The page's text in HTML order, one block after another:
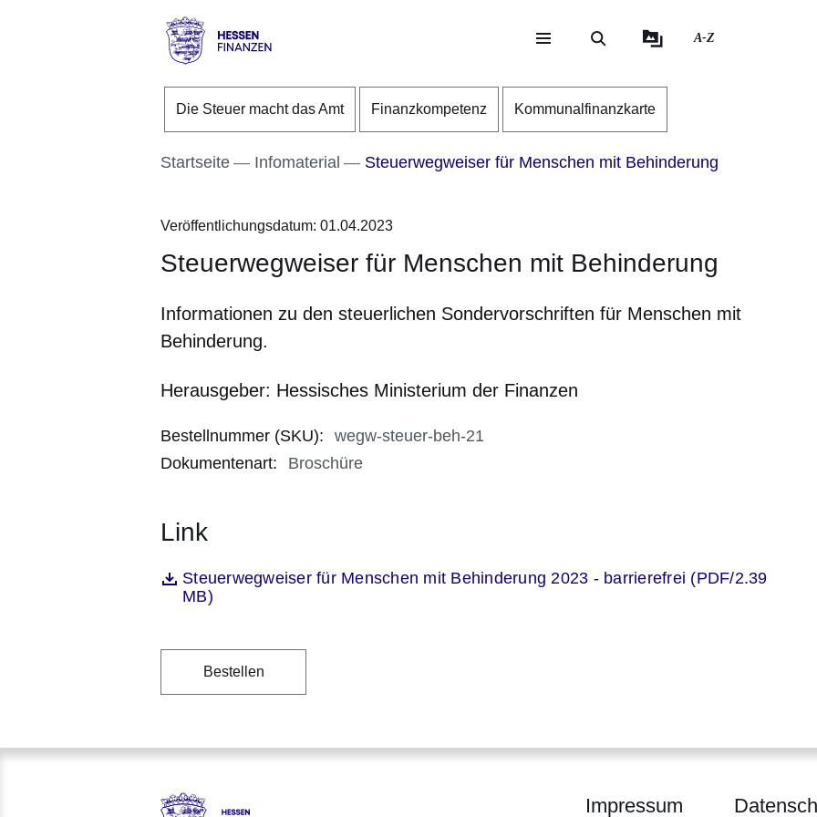
Direkt zum Kopf der Seite
Direkt zum Inhalt
Direkt zum Fuß der Seite
Finanzen
A-Z
Die Steuer macht das Amt Finanzkompetenz Kommunalfinanzkarte
Startseite Infomaterial Steuerwegweiser für Menschen mit Behinderung
Veröffentlichungsdatum: 01.04.2023
Steuerwegweiser für Menschen mit Behinderung
Informationen zu den steuerlichen Sondervorschriften für Menschen mit
Behinderung.
Herausgeber: Hessisches Ministerium der Finanzen
Bestellnummer (SKU):
wegw-steuer-beh-21
Dokumentenart: Broschüre
Link
DateiSteuerwegweiser für Menschen mit Behinderung 2023 - barrierefrei (PDF/2.39
MB)
Öffnet sich in einem neuen Fenster
Bestellen
Impressum